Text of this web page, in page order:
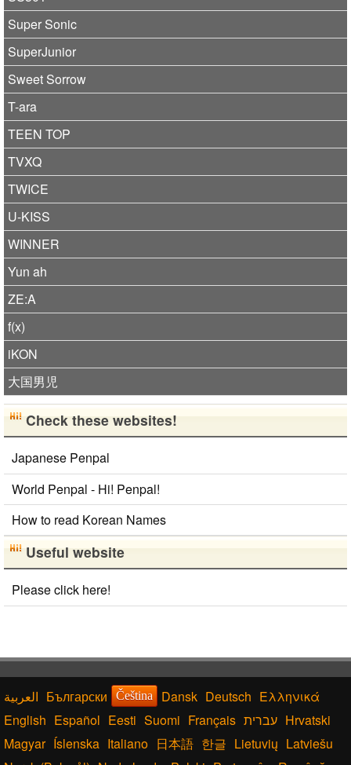
Super Sonic
SuperJunior
Sweet Sorrow
T-ara
TEEN TOP
TVXQ
TWICE
U-KISS
WINNER
Yun ah
ZE:A
f(x)
iKON
大国男児
Check these websites!
Japanese Penpal
World Penpal - Hi! Penpal!
How to read Korean Names
Useful website
Please click here!
Български Čeština Dansk Deutsch Ελληνικά
English Español Eesti Suomi Français עברית Hrvatski
Magyar Íslenska Italiano 日本語 한글 Lietuvių Latviešu